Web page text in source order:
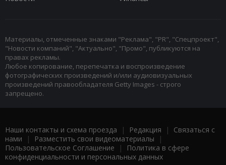
Материалы, отмеченные знаками "Реклама", "PR", "Спецпроект",
"Новости компаний", "Актуально", "Промо", публикуются на
правах рекламы.
Любое копирование, перепечатка и воспроизведение
фотографических произведений и/или аудиовизуальных
произведений правообладателя Getty Images - строго
запрещено.
Наши контакты и схема проезда | Редакция | Связаться с
нами | Разместить свои видеоматериалы |
Пользовательское Соглашение |
Политика в сфере
конфиденциальности и персональных данных